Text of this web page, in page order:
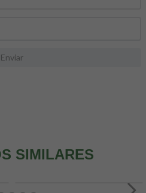
Enviar
SIMILARES